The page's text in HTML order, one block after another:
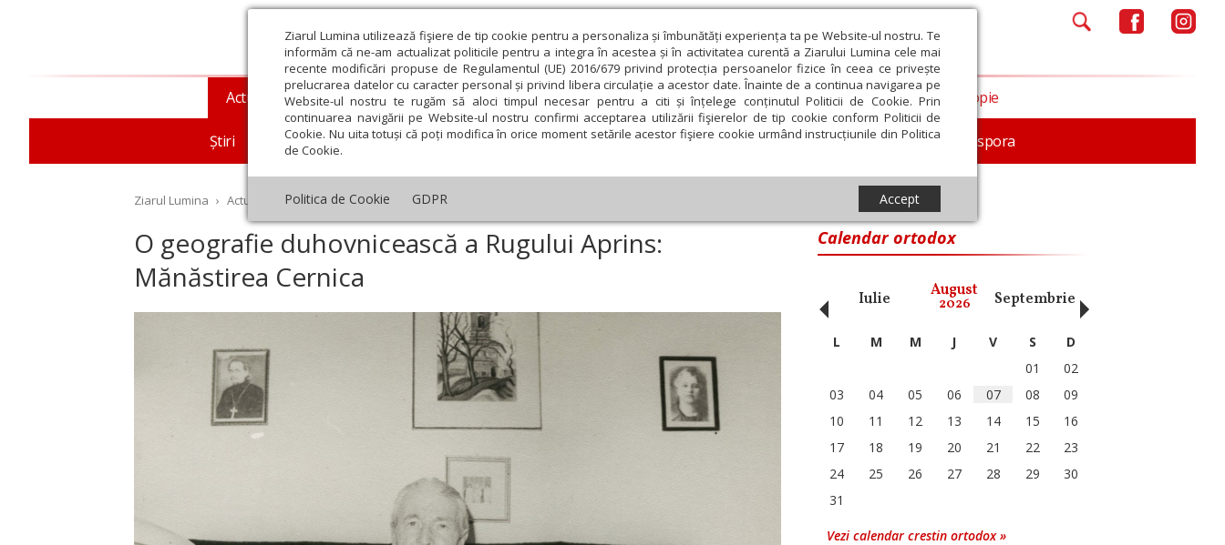
Ziarul Lumina utilizează fişiere de tip cookie pentru a personaliza și îmbunătăți experiența ta pe Website-ul nostru. Te
informăm că ne-am actualizat politicile pentru a integra în acestea și în activitatea curentă a Ziarului Lumina cele mai
recente modificări propuse de Regulamentul (UE) 2016/679 privind protecția persoanelor fizice în ceea ce privește
prelucrarea datelor cu caracter personal și privind libera circulație a acestor date. Înainte de a continua navigarea pe
Website-ul nostru te rugăm să aloci timpul necesar pentru a citi și înțelege conținutul Politicii de Cookie. Prin
continuarea navigării pe Website-ul nostru confirmi acceptarea utilizării fişierelor de tip cookie conform Politicii de
Cookie. Nu uita totuși că poți modifica în orice moment setările acestor fişiere cookie urmând instrucțiunile din Politica
de Cookie.
Politica de Cookie GDPR Accept
Actualitate religioasă
Știri Mesaje și cuvântări An omagial Comunicate de presă Documentar In memoriam Diaspora
Teologie și spiritualitate Educaţie și Cultură Societate Opinii Filantropie
Ziarul Lumina › Actualitate religioasă › Documentar › O geografie duhovnicească a Rugului Aprins: Mănăstirea Cernica
O geografie duhovnicească a Rugului Aprins:
Mănăstirea Cernica
Calendar ortodox
Iulie August
2026 Septembrie Octombrie
‹ L M M J V S
D
01
02
03
04 05 06 07 08
09
10
11 12 13 14 15
16
17
18 19 20 21 22
23
24
25 26 27 28 29
30
31
Vezi calendar crestin ortodox »